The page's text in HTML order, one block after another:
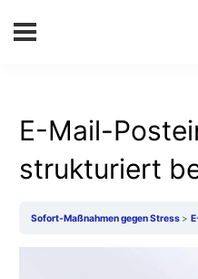
E-Mail-
strukturiert
Sofort-Maßnahmen gegen Stress